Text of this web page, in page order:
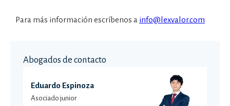
Para más información escríbenos a info@lexvalor.com
Abogados de contacto
Eduardo Espinoza
Asociado junior